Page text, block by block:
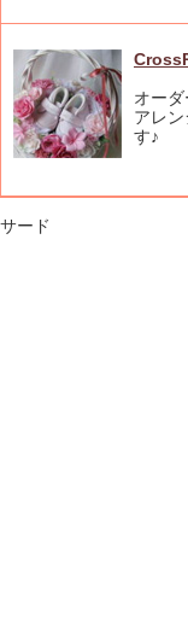
オー
アレ
す♪
ード